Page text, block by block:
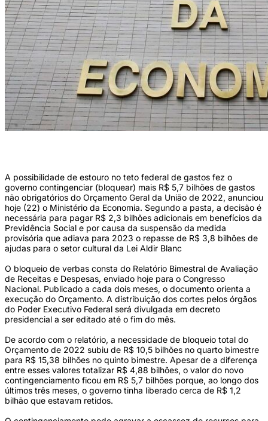
A possibilidade de estouro no teto federal de gastos fez o
governo contingenciar (bloquear) mais R$ 5,7 bilhões de gastos
não obrigatórios do Orçamento Geral da União de 2022, anunciou
hoje (22) o Ministério da Economia. Segundo a pasta, a decisão é
necessária para pagar R$ 2,3 bilhões adicionais em benefícios da
Previdência Social e por causa da suspensão da medida
provisória que adiava para 2023 o repasse de R$ 3,8 bilhões de
ajudas para o setor cultural da Lei Aldir Blanc
O bloqueio de verbas consta do Relatório Bimestral de Avaliação
de Receitas e Despesas, enviado hoje para o Congresso
Nacional. Publicado a cada dois meses, o documento orienta a
execução do Orçamento. A distribuição dos cortes pelos órgãos
do Poder Executivo Federal será divulgada em decreto
presidencial a ser editado até o fim do mês.
De acordo com o relatório, a necessidade de bloqueio total do
Orçamento de 2022 subiu de R$ 10,5 bilhões no quarto bimestre
para R$ 15,38 bilhões no quinto bimestre. Apesar de a diferença
entre esses valores totalizar R$ 4,88 bilhões, o valor do novo
contingenciamento ficou em R$ 5,7 bilhões porque, ao longo dos
últimos três meses, o governo tinha liberado cerca de R$ 1,2
bilhão que estavam retidos.